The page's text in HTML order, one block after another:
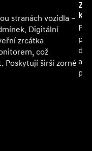
stranách vozidla –
Digitální
zrcátka
což
Poskytují širší zorné